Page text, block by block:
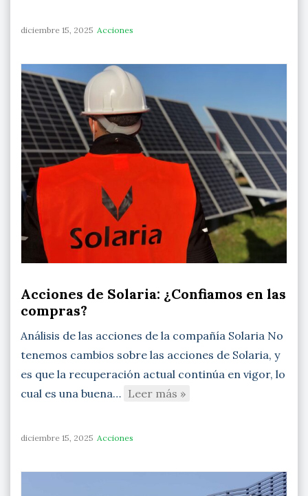
diciembre 15, 2025 Acciones
Acciones de Solaria: ¿Confiamos en las
compras?
Análisis de las acciones de la compañía Solaria No
tenemos cambios sobre las acciones de Solaria, y
es que la recuperación actual continúa en vigor, lo
cual es una buena… Leer más »
diciembre 15, 2025 Acciones